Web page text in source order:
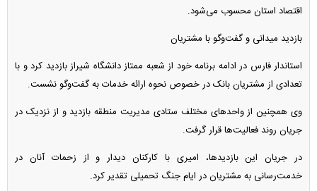
اقتصاد استان محسوب می‌شود.
بازدید میدانی و گفت‌و‌گو با مشتریان
استاندار فارس در ادامه برنامه خود از شعبه ممتاز دانشگاه شیراز بازدید کرد و با
تعدادی از مشتریان بانک در خصوص نحوه ارائه خدمات به گفت‌و‌گو نشست.
وی همچنین از واحد‌های مختلف ستادی مدیریت منطقه بازدید و از نزدیک در
جریان روند فعالیت‌ها قرار گرفت.
در جریان این بازدیدها، امیری با کارکنان دیدار و از زحمات آنان در
خدمت‌رسانی به مشتریان در ایام جنگ تحمیلی تقدیر کرد.